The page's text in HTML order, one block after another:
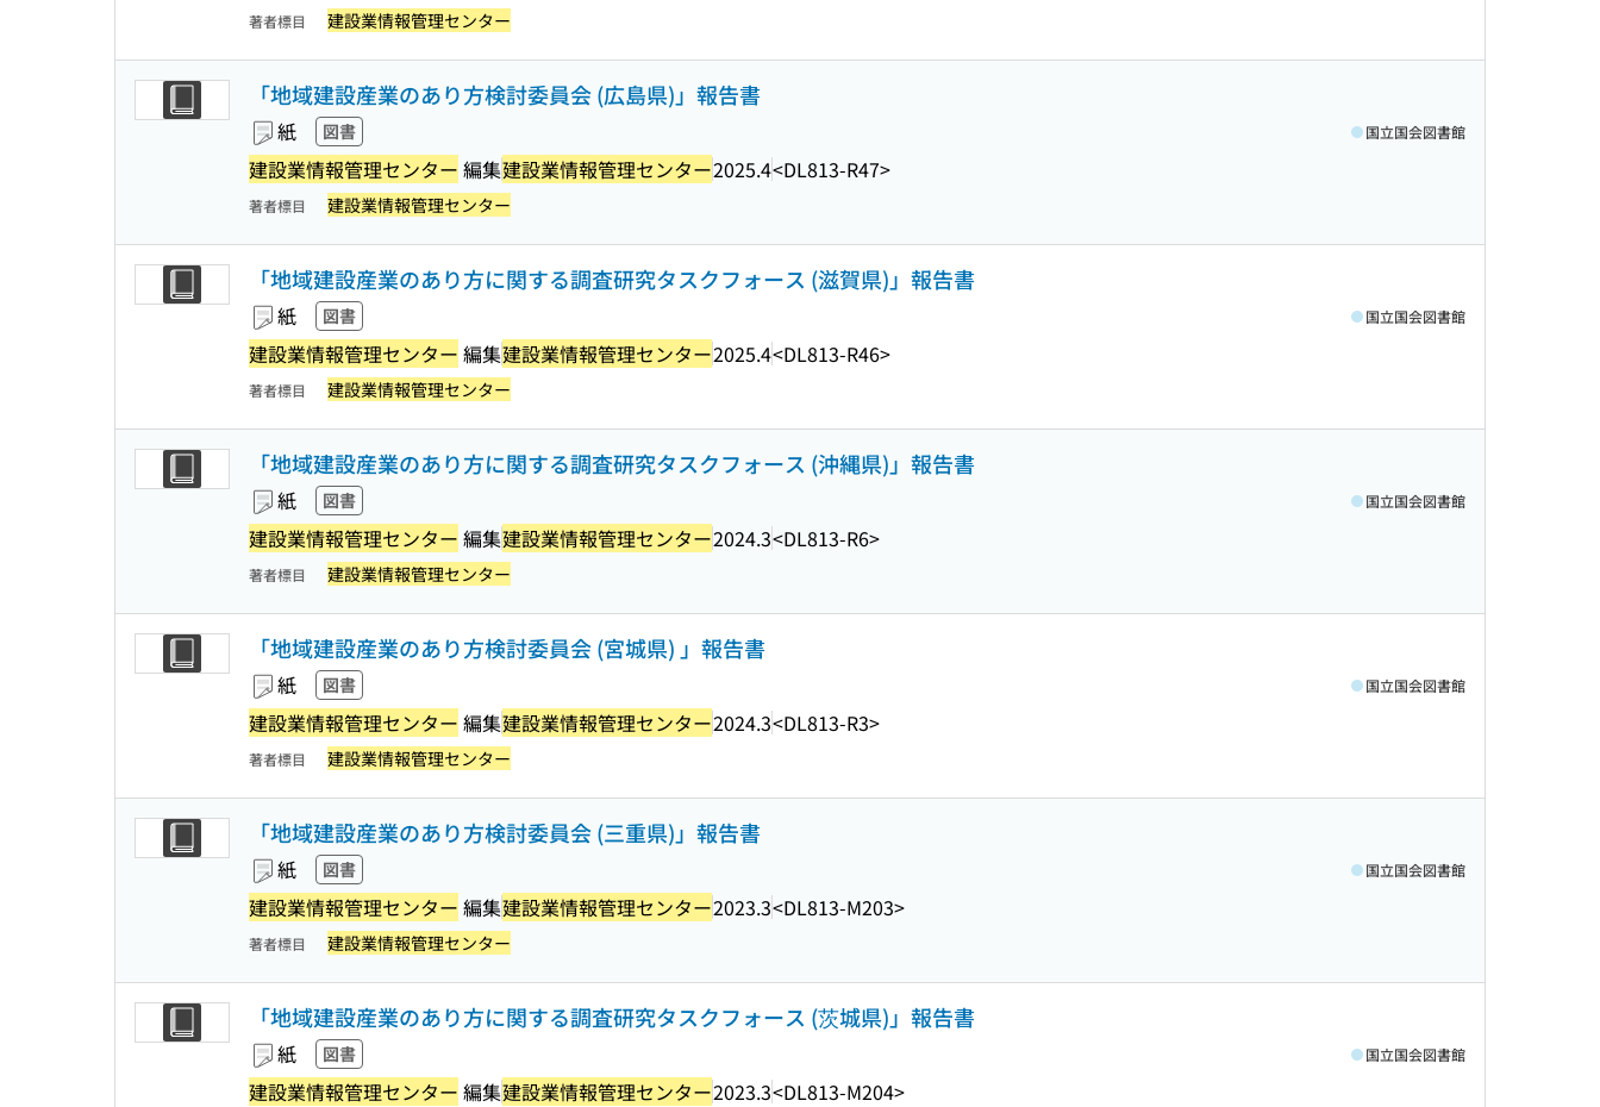
著者標目 建設業情報管理センター
「地域建設産業のあり方検討委員会 (広島県)」報告書
紙 図書
建設業情報管理センター 編集建設業情報管理センター2025.4<DL813-R47>
国立国会図書館
著者標目 建設業情報管理センター
「地域建設産業のあり方に関する調査研究タスクフォース (滋賀県)」報告書
紙 図書
建設業情報管理センター 編集建設業情報管理センター2025.4<DL813-R46>
国立国会図書館
著者標目 建設業情報管理センター
「地域建設産業のあり方に関する調査研究タスクフォース (沖縄県)」報告書
紙 図書
建設業情報管理センター 編集建設業情報管理センター2024.3<DL813-R6>
国立国会図書館
著者標目 建設業情報管理センター
「地域建設産業のあり方検討委員会 (宮城県) 」報告書
紙 図書
建設業情報管理センター 編集建設業情報管理センター2024.3<DL813-R3>
国立国会図書館
著者標目 建設業情報管理センター
「地域建設産業のあり方検討委員会 (三重県)」報告書
紙 図書
建設業情報管理センター 編集建設業情報管理センター2023.3<DL813-M203>
国立国会図書館
著者標目 建設業情報管理センター
「地域建設産業のあり方に関する調査研究タスクフォース (茨城県)」報告書
紙 図書
建設業情報管理センター 編集建設業情報管理センター2023.3<DL813-M204>
国立国会図書館